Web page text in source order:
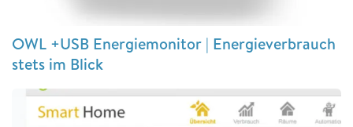
OWL +USB Energiemonitor | Energieverbrauch
stets im Blick